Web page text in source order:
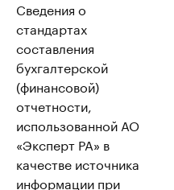
Сведения о
стандартах
составления
бухгалтерской
(финансовой)
отчетности,
использованной АО
«Эксперт РА» в
качестве источника
информации при